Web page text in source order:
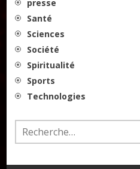
presse
Santé
Sciences
Société
Spiritualité
Sports
Technologies
Rechercher :